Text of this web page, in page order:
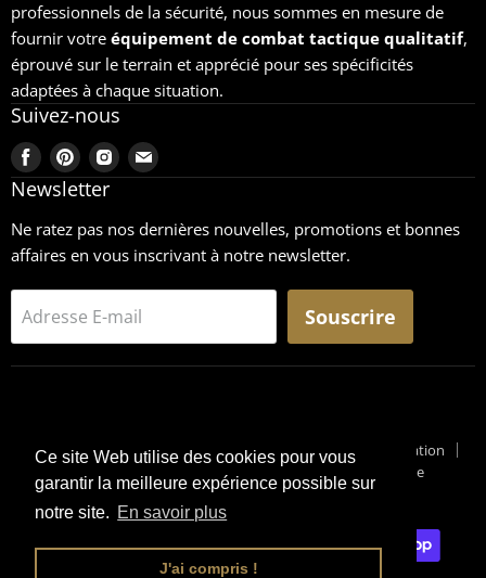
Ce site Web utilise des cookies pour vous
garantir la meilleure expérience possible sur
notre site. En savoir plus
J'ai compris !
professionnels de la sécurité, nous sommes en mesure de
fournir votre équipement de combat tactique qualitatif,
éprouvé sur le terrain et apprécié pour ses spécificités
adaptées à chaque situation.
Suivez-nous
Trouvez-
nous
Facebook
Trouvez-
nous
Pinterest
Trouvez-
nous
Trouvez-
nous
Newsletter
Ne ratez pas nos dernières nouvelles, promotions et bonnes
affaires en vous inscrivant à notre newsletter.
Adresse E-mail Souscrire
Conditions générales de vente
Conditions générales d'utilisation
Pourquoi un Surplus Militaire ?
Suivi de Colis
Blog Militaire